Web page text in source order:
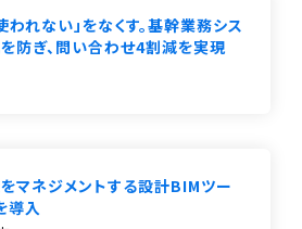
れない」をなくす。基幹業務シス
防ぎ、問い合わせ4割減を実現
マネジメントする設計BIMツー
導入